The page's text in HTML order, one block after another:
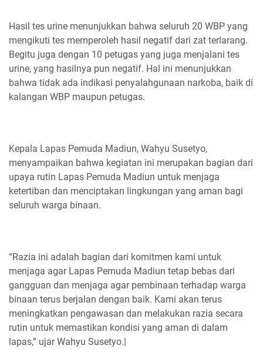
Hasil tes urine menunjukkan bahwa seluruh 20 WBP yang
mengikuti tes memperoleh hasil negatif dari zat terlarang.
Begitu juga dengan 10 petugas yang juga menjalani tes
urine, yang hasilnya pun negatif. Hal ini menunjukkan
bahwa tidak ada indikasi penyalahgunaan narkoba, baik di
kalangan WBP maupun petugas.
Kepala Lapas Pemuda Madiun, Wahyu Susetyo,
menyampaikan bahwa kegiatan ini merupakan bagian dari
upaya rutin Lapas Pemuda Madiun untuk menjaga
ketertiban dan menciptakan lingkungan yang aman bagi
seluruh warga binaan.
“Razia ini adalah bagian dari komitmen kami untuk
menjaga agar Lapas Pemuda Madiun tetap bebas dari
gangguan dan menjaga agar pembinaan terhadap warga
binaan terus berjalan dengan baik. Kami akan terus
meningkatkan pengawasan dan melakukan razia secara
rutin untuk memastikan kondisi yang aman di dalam
lapas,” ujar Wahyu Susetyo.|